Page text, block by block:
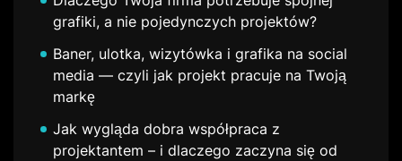
grafiki, a nie pojedynczych projektów?
Baner, ulotka, wizytówka i grafika na social
media — czyli jak projekt pracuje na Twoją
markę
Jak wygląda dobra współpraca z
projektantem – i dlaczego zaczyna się od